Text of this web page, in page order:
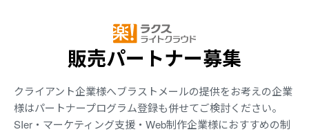
販売パートナー募集
クライアント企業様へブラストメールの提供をお考えの企業
様はパートナープログラム登録も併せてご検討ください。
SIer・マーケティング支援・Web制作企業様におすすめの制